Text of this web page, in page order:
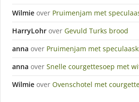
Wilmie over Pruimenjam met
HarryLohr over Gevuld Turks brood
anna over Pruimenjam met
anna over Snelle courgettesoep met
Wilmie over Ovenschotel met